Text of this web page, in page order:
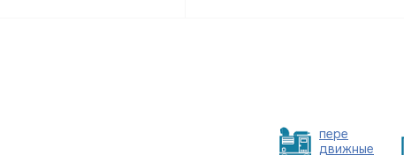
пере
движные